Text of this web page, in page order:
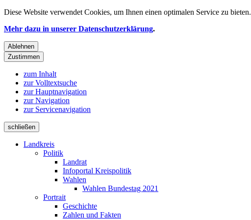
Diese Website verwendet Cookies, um Ihnen einen optimalen Service zu bieten.
Mehr dazu in unserer Datenschutzerklärung.
Ablehnen
Zustimmen
zum Inhalt
zur Volltextsuche
zur Hauptnavigation
zur Navigation
zur Servicenavigation
schließen
Landkreis
Politik
Landrat
Infoportal Kreispolitik
Wahlen
Wahlen Bundestag 2021
Portrait
Geschichte
Zahlen und Fakten